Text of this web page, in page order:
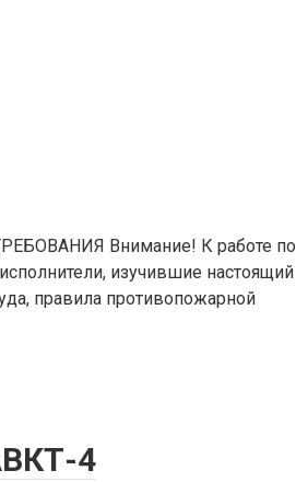
Внимание! К работе по
изучившие настоящий
правила противопожарной
4